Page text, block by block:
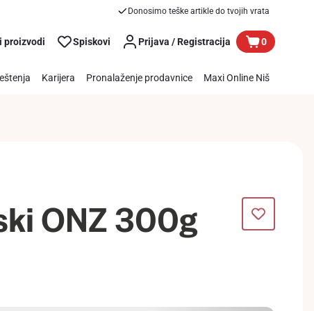
Donosimo teške artikle do tvojih vrata
proizvodi Spiskovi Prijava / Registracija 0
Karijera Pronalaženje prodavnice Maxi Online Niš
ONZ 300g